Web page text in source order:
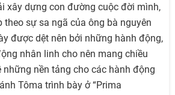
xây dựng con đường cuộc đời mình,
theo sự sa ngã của ông bà nguyên
được dệt nên bởi những hành động,
nhân linh cho nên mang chiều
những nền tảng cho các hành động
Tôma trình bày ở “Prima